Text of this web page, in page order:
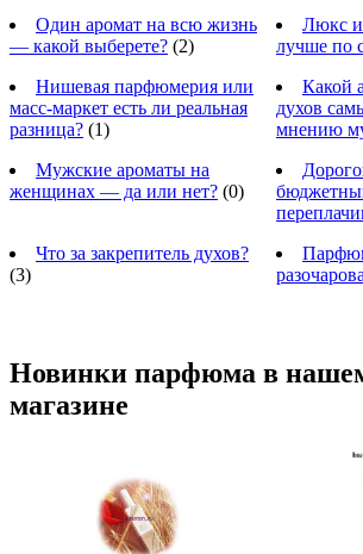
Один аромат на всю жизнь
— какой выберете? (2)
Люкс
лучше по
Нишевая парфюмерия или
масс-маркет есть ли реальная
разница? (1)
Какой
духов
мнению
Мужские ароматы на
женщинах — да или нет? (0)
Что за закрепитель духов?
(3)
Новинки парфюма в
магазине